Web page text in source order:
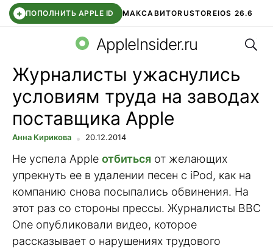
+ ПОПОЛНИТЬ APPLE ID МАКСАВИТОRUSTOREIOS 26.6
СБЕР КИДС ВТБ ОНЛАЙН ЧАТ В ROBLOX
AppleInsider.ru
Журналисты ужаснулись
условиям труда на заводах
поставщика Apple
Анна Кирикова 20.12.2014
Не успела Apple отбиться от желающих
упрекнуть ее в удалении песен с iPod, как на
компанию снова посыпались обвинения. На
этот раз со стороны прессы. Журналисты BBC
One опубликовали видео, которое
рассказывает о нарушениях трудового